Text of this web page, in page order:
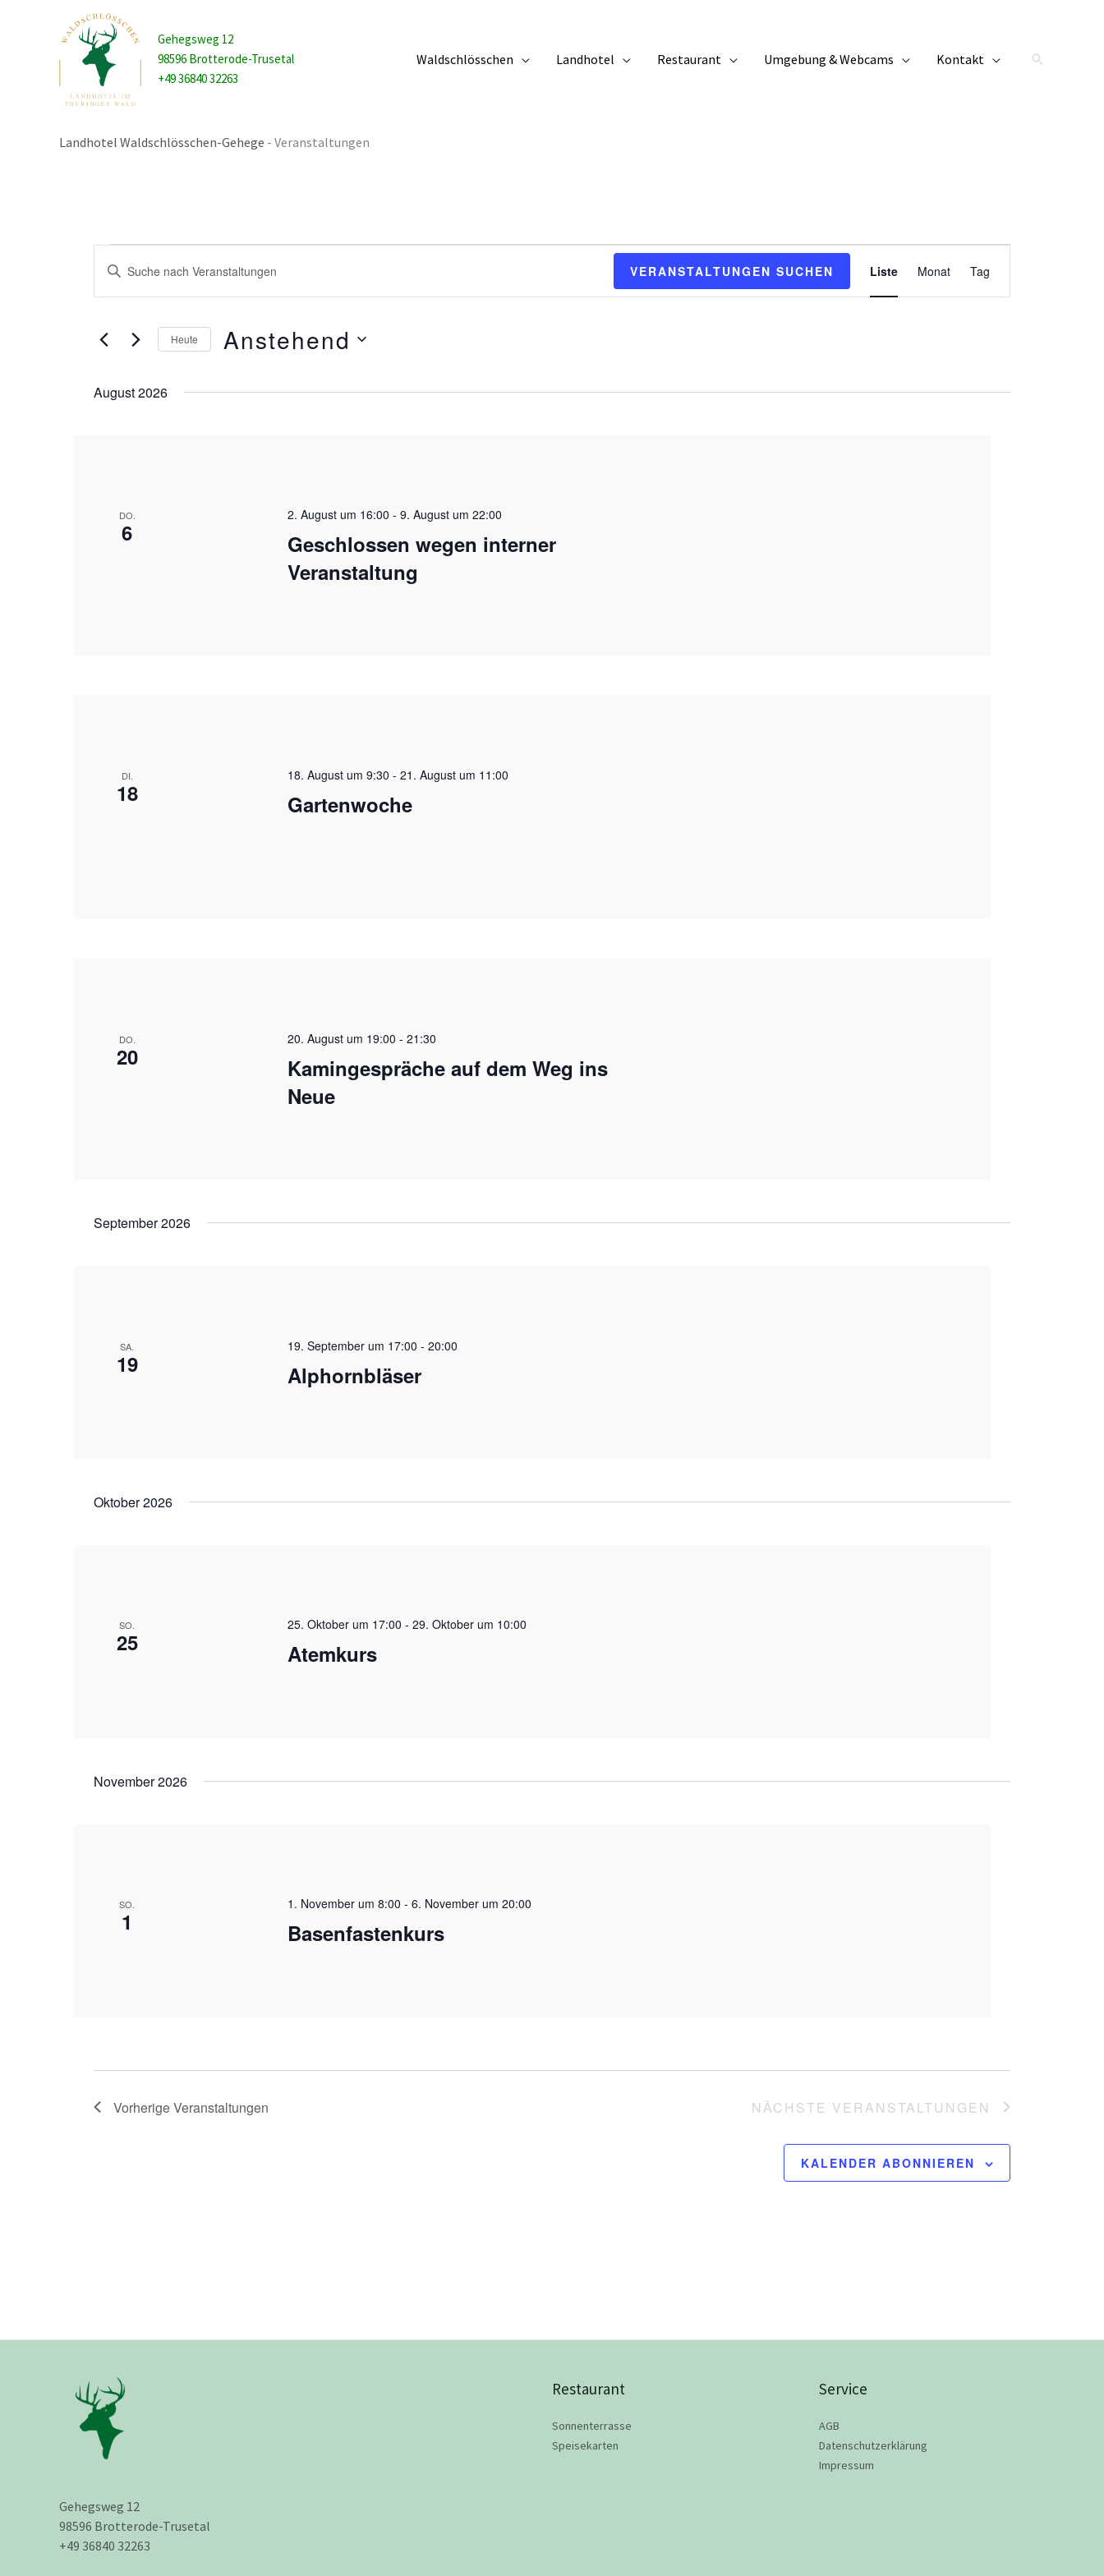
Gehegsweg 12
98596 Brotterode-Trusetal
+49 36840 32263
Waldschlösschen Landhotel Restaurant Umgebung & Webcams Kontakt Suchen
Landhotel Waldschlösschen-Gehege - Veranstaltungen
Such-
und
Geben
Schlüsselwort.
Suche
Schlüsselwort.
VERANSTALTUNGEN SUCHEN
Ansichten-
Navigation
Liste Monat Tag
Heute Anstehend
August 2026
DO.
6
Geschlossen wegen interner
Veranstaltung
2. August um 16:00 -9. August um 22:00
DI.
18 Gartenwoche
18. August um 9:30 -21. August um 11:00
DO.
20
Kamingespräche auf dem Weg ins
Neue
20. August um 19:00 -21:30
September 2026
SA.
19 Alphornbläser
19. September um 17:00 -20:00
Oktober 2026
SO.
25 Atemkurs
25. Oktober um 17:00 -29. Oktober um 10:00
November 2026
SO.
1 Basenfastenkurs
1. November um 8:00 -6. November um 20:00
VorherigeVeranstaltungen NÄCHSTE VERANSTALTUNGEN
KALENDER ABONNIEREN
Gehegsweg 12
98596 Brotterode-Trusetal
+49 36840 32263
Restaurant
Sonnenterrasse
Speisekarten
Service
AGB
Datenschutzerklärung
Impressum